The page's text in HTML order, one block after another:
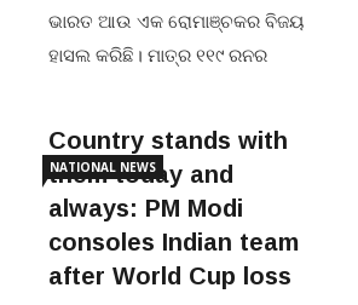
CONTINUE READING
ଭାରତ ଆଉ ଏକ ରୋମାଞ୍ଚକର ବିଜୟ
ହାସଲ କରିଛି। ମାତ୍ର ୧୧୯ ରନର
ବିଜୟ। ପୁଣି ଥରେ ବିଶ୍ୱ କ୍ରିକେଟରେ
ଏହି ଚିର ପ୍ରତିଦ୍ୱନ୍ଦ୍ୱିଙ୍କ ମ୍ୟାଚ୍
ସ୍ମରଣୀୟ ହୋଇଯାଇଛି।କିନ୍ତୁ ଉଭୟ
ବୋଲିଂ ଓ ବ୍ୟାଟିଂରେ ଉଚ୍ଚକୋଟୀର
ପ୍ରଦର୍ଶନ କରିଥିବା ପାକିସ୍ତାନର ନଶୀମ
NATIONAL NEWS
Country stands with
them today and
always: PM Modi
consoles Indian team
after World Cup loss